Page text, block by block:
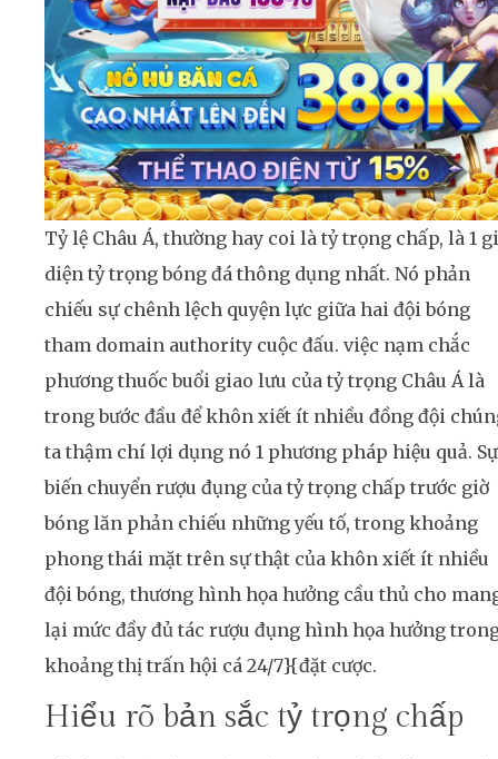
Tỷ lệ Châu Á, thường hay coi là tỷ trọng chấp, là 1
diện tỷ trọng bóng đá thông dụng nhất. Nó phản
chiếu sự chênh lệch quyện lực giữa hai đội bóng
tham domain authority cuộc đấu. việc nạm chắc
phương thuốc buổi giao lưu của tỷ trọng Châu Á là
trong bước đầu để khôn xiết ít nhiều đồng đội
ta thậm chí lợi dụng nó 1 phương pháp hiệu quả. Sự
biến chuyển rượu đụng của tỷ trọng chấp trước giờ
bóng lăn phản chiếu những yếu tố, trong khoảng
phong thái mặt trên sự thật của khôn xiết ít nhiều
đội bóng, thương hình họa hưởng cầu thủ cho
lại mức đầy đủ tác rượu đụng hình họa hưởng
khoảng thị trấn hội cá 24/7}{đặt cược.
Hiểu rõ bản sắc tỷ trọng chấp